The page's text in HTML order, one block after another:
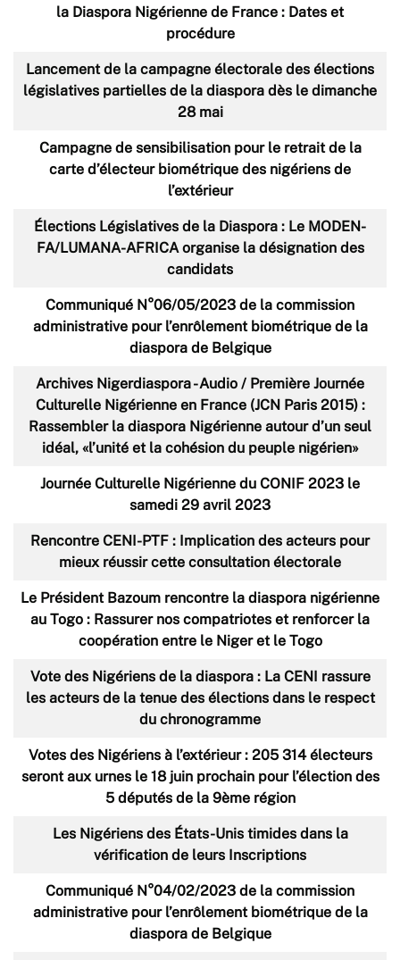
la Diaspora Nigérienne de France : Dates et
procédure
Lancement de la campagne électorale des élections
législatives partielles de la diaspora dès le dimanche
28 mai
Campagne de sensibilisation pour le retrait de la
carte d’électeur biométrique des nigériens de
l’extérieur
Élections Législatives de la Diaspora : Le MODEN-
FA/LUMANA-AFRICA organise la désignation des
candidats
Communiqué N°06/05/2023 de la commission
administrative pour l’enrôlement biométrique de la
diaspora de Belgique
Archives Nigerdiaspora - Audio / Première Journée
Culturelle Nigérienne en France (JCN Paris 2015) :
Rassembler la diaspora Nigérienne autour d’un seul
idéal, «l’unité et la cohésion du peuple nigérien»
Journée Culturelle Nigérienne du CONIF 2023 le
samedi 29 avril 2023
Rencontre CENI-PTF : Implication des acteurs pour
mieux réussir cette consultation électorale
Le Président Bazoum rencontre la diaspora nigérienne
au Togo : Rassurer nos compatriotes et renforcer la
coopération entre le Niger et le Togo
Vote des Nigériens de la diaspora : La CENI rassure
les acteurs de la tenue des élections dans le respect
du chronogramme
Votes des Nigériens à l’extérieur : 205 314 électeurs
seront aux urnes le 18 juin prochain pour l’élection des
5 députés de la 9ème région
Les Nigériens des États-Unis timides dans la
vérification de leurs Inscriptions
Communiqué N°04/02/2023 de la commission
administrative pour l’enrôlement biométrique de la
diaspora de Belgique